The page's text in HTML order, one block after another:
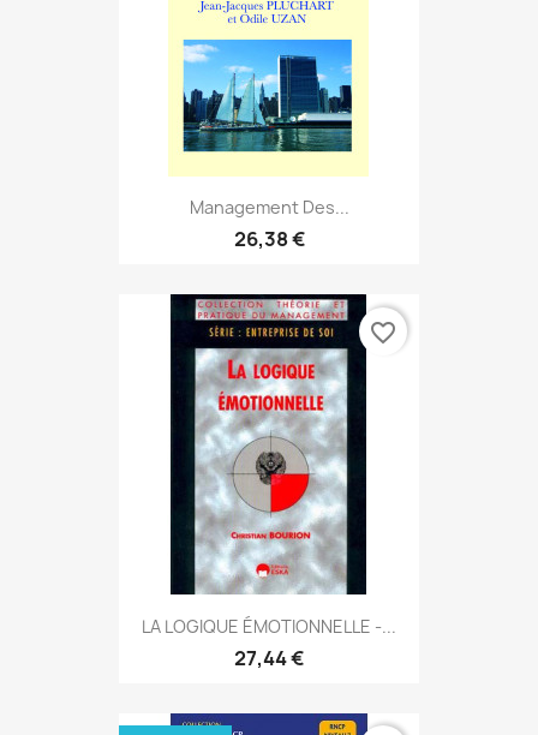
Management Des...
26,38 €
LA LOGIQUE ÉMOTIONNELLE -...
27,44 €
favorite_border